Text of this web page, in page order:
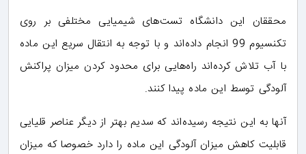
محققان این دانشگاه تست‌های شیمیایی مختلفی بر روی
تکنسیوم 99 انجام داده‌اند و با توجه به انتقال سریع این ماده
با آب تلاش کرده‌اند راه‌هایی برای محدود کردن میزان پراکنش
آلودگی توسط این ماده پیدا کنند.
آنها به این نتیجه رسیده‌اند که سدیم بهتر از دیگر عناصر قلیایی
قابلیت کاهش میزان آلودگی این ماده را دارد خصوصا که میزان